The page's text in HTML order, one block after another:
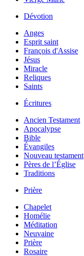
Dévotion
Anges
Esprit saint
François d'Assise
Jésus
Miracle
Reliques
Saints
Écritures
Ancien Testament
Apocalypse
Bible
Évangiles
Nouveau testament
Pères de l’Église
Traditions
Prière
Chapelet
Homélie
Méditation
Neuvaine
Prière
Rosaire